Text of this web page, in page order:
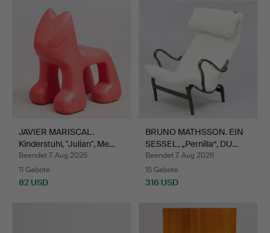
JAVIER MARISCAL.
Kinderstuhl, "Julian", Me…
Beendet 7. Aug 2026
11 Gebote
82 USD
BRUNO MATHSSON. EIN
SESSEL, „Pernilla“, DU…
Beendet 7. Aug 2026
15 Gebote
316 USD